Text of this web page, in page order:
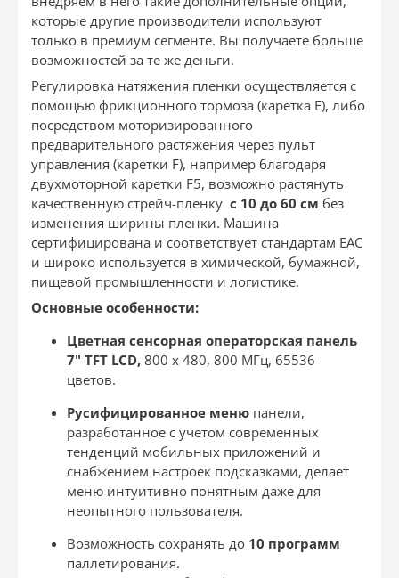
которые другие производители используют
только в премиум сегменте. Вы получаете больше
возможностей за те же деньги.
Регулировка натяжения пленки осуществляется с
помощью фрикционного тормоза (каретка Е), либо
посредством моторизированного
предварительного растяжения через пульт
управления (каретки F), например благодаря
двухмоторной каретки F5, возможно растянуть
качественную стрейч-пленку с 10 до 60 см без
изменения ширины пленки. Машина
сертифицирована и соответствует стандартам ЕАС
и широко используется в химической, бумажной,
пищевой промышленности и логистике.
Основные особенности:
Цветная сенсорная операторская панель
7" TFT LCD, 800 x 480, 800 МГц, 65536
цветов.
Русифицированное меню панели,
разработанное с учетом современных
тенденций мобильных приложений и
снабжением настроек подсказками, делает
меню интуитивно понятным даже для
неопытного пользователя.
Возможность сохранять до 10 программ
паллетирования.